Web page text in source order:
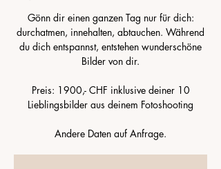
Gönn dir einen ganzen Tag nur für dich:
durchatmen, innehalten, abtauchen. Während
du dich entspannst, entstehen wunderschöne
Bilder von dir.
Preis: 1900,- CHF inklusive deiner 10
Lieblingsbilder aus deinem Fotoshooting